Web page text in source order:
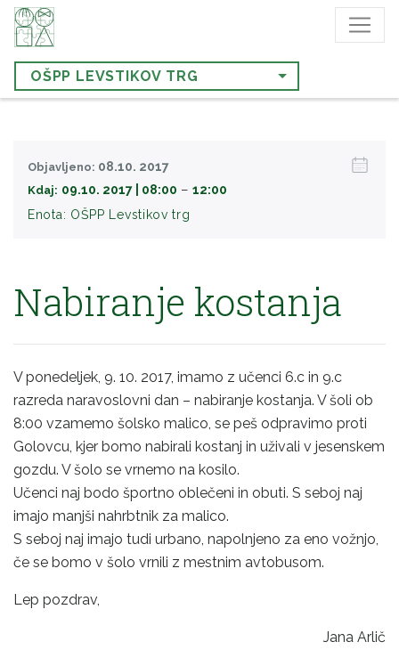
OŠPP LEVSTIKOV TRG
Objavljeno: 08.10. 2017
Kdaj: 09.10. 2017 | 08:00 − 12:00
Enota: OŠPP Levstikov trg
Nabiranje kostanja
V ponedeljek, 9. 10. 2017, imamo z učenci 6.c in 9.c
razreda naravoslovni dan – nabiranje kostanja. V šoli ob
8:00 vzamemo šolsko malico, se peš odpravimo proti
Golovcu, kjer bomo nabirali kostanj in uživali v jesenskem
gozdu. V šolo se vrnemo na kosilo.
Učenci naj bodo športno oblečeni in obuti. S seboj naj
imajo manjši nahrbtnik za malico.
S seboj naj imajo tudi urbano, napolnjeno za eno vožnjo,
če se bomo v šolo vrnili z mestnim avtobusom.
Lep pozdrav,
Jana Arlič